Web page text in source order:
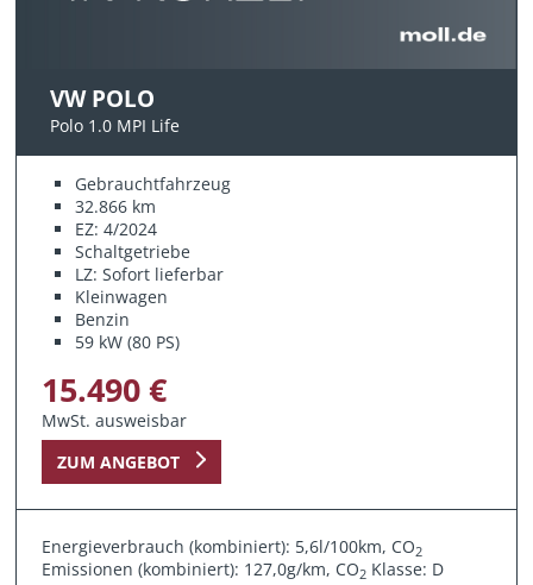
VW POLO
Polo 1.0 MPI Life
Gebrauchtfahrzeug
32.866 km
EZ: 4/2024
Schaltgetriebe
LZ: Sofort lieferbar
Kleinwagen
Benzin
59 kW (80 PS)
15.490 €
MwSt. ausweisbar
ZUM ANGEBOT
Energieverbrauch (kombiniert): 5,6l/100km, CO2
Emissionen (kombiniert): 127,0g/km, CO2 Klasse: D